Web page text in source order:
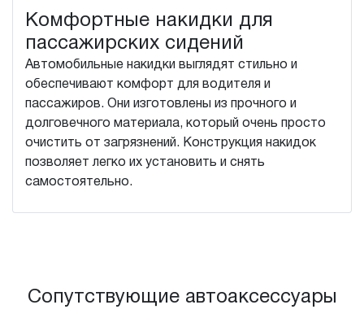
Комфортные накидки для
пассажирских сидений
Автомобильные накидки выглядят стильно и
обеспечивают комфорт для водителя и
пассажиров. Они изготовлены из прочного и
долговечного материала, который очень просто
очистить от загрязнений. Конструкция накидок
позволяет легко их установить и снять
самостоятельно.
Сопутствующие автоаксессуары